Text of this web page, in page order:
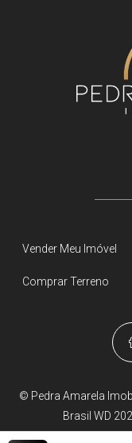
Vender Meu Imóvel
Comprar Terreno
© Pedra Amarela
Brasil WD